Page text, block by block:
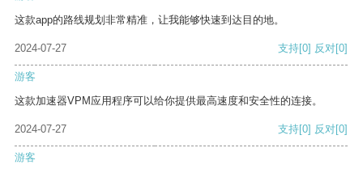
这款app的路线规划非常精准，让我能够快速到达目的地。
2024-07-27 支持[0] 反对[0]
游客
这款加速器VPM应用程序可以给你提供最高速度和安全性的连接。
2024-07-27 支持[0] 反对[0]
游客